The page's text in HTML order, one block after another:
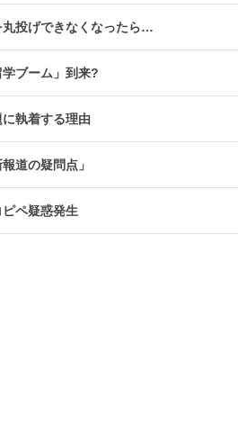
丸投げできなくなったら…
ブーム」到来?
執着する理由
道の疑問点」
ペ疑惑発生